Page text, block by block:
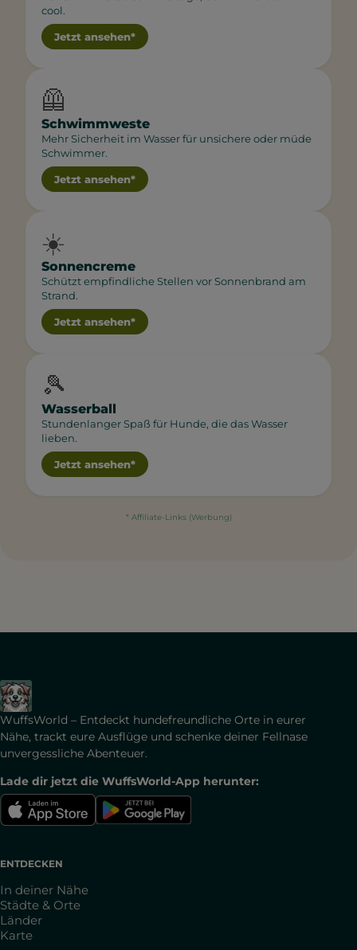
cool.
Jetzt ansehen*
🦺
Schwimmweste
Mehr Sicherheit im Wasser für unsichere oder müde
Schwimmer.
Jetzt ansehen*
☀️
Sonnencreme
Schützt empfindliche Stellen vor Sonnenbrand am
Strand.
Jetzt ansehen*
🎾
Wasserball
Stundenlanger Spaß für Hunde, die das Wasser
lieben.
Jetzt ansehen*
* Affiliate-Links (Werbung)
WuffsWorld – Entdeckt hundefreundliche Orte in eurer
Nähe, trackt eure Ausflüge und schenke deiner Fellnase
unvergessliche Abenteuer.
Lade dir jetzt die WuffsWorld-App herunter:
ENTDECKEN
In deiner Nähe
Städte & Orte
Länder
Karte